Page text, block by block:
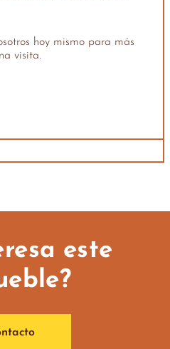
hoy mismo para más
visita.
este